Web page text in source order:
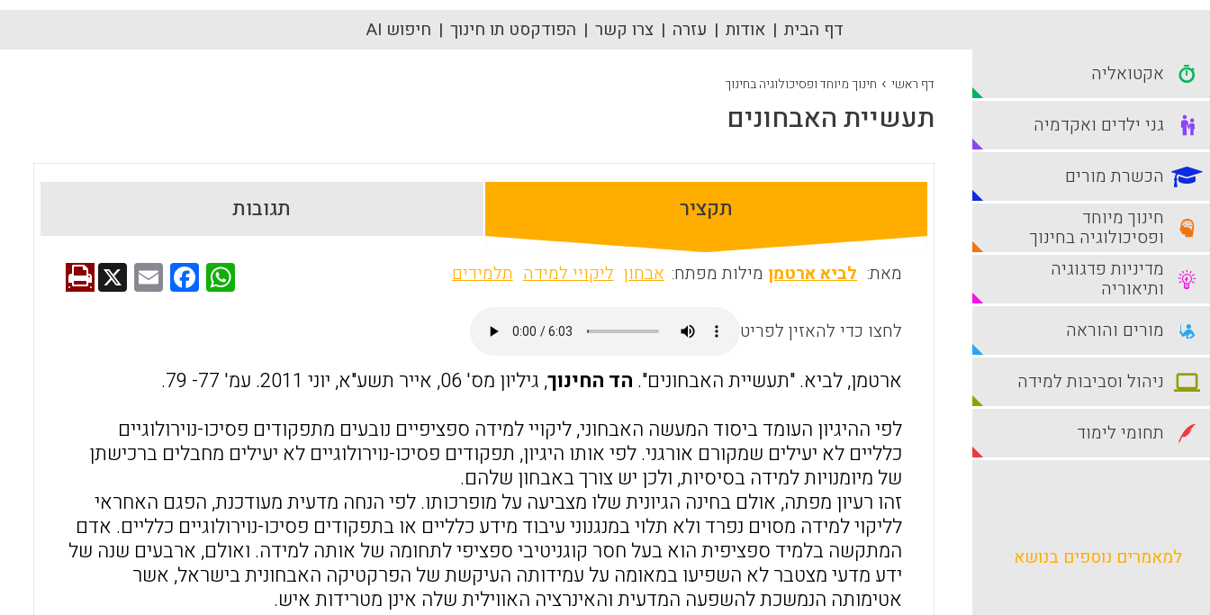
דף הבית אודות עזרה צרו קשר הפודקסט תו חינוך חיפוש AI
דף ראשי › חינוך מיוחד ופסיכולוגיה בחינוך
תעשיית האבחונים
תקציר תגובות
מאת: לביא ארטמן W
h
s
A
p
p
F
a
b
o
o
k
E
m
X מילות מפתח: אבחון ליקויי למידה תלמידים
לחצו כדי להאזין לפריט
ארטמן, לביא. "תעשיית האבחונים". הד החינוך, גיליון מס' 06, אייר תשע"א, יוני 2011. עמ' 77- 79.
לפי ההיגיון העומד ביסוד המעשה האבחוני, ליקויי למידה ספציפיים נובעים מתפקודים פסיכו-נוירולוגיים
כלליים לא יעילים שמקורם אורגני. לפי אותו היגיון, תפקודים פסיכו-נוירולוגיים לא יעילים מחבלים ברכישתן
של מיומנויות למידה בסיסיות, ולכן יש צורך באבחון שלהם.
זהו רעיון מפתה, אולם בחינה הגיונית שלו מצביעה על מופרכותו. לפי הנחה מדעית מעודכנת, הפגם האחראי
לליקוי למידה מסוים נפרד ולא תלוי במנגנוני עיבוד מידע כלליים או בתפקודים פסיכו-נוירולוגיים כלליים. אדם
המתקשה בלמיד ספציפית הוא בעל חסר קוגניטיבי ספציפי לתחומה של אותה למידה. ואולם, ארבעים שנה של
ידע מדעי מצטבר לא השפיעו במאומה על עמידותה העיקשת של הפרקטיקה האבחונית בישראל, אשר
אטימותה הנמשכת להשפעה המדעית והאינרציה האווילית שלה אינן מטרידות איש.
אקטואליה
גני ילדים ואקדמיה
הכשרת מורים
חינוך מיוחד
ופסיכולוגיה בחינוך
מדיניות פדגוגיה
ותיאוריה
מורים והוראה
ניהול וסביבות למידה
תחומי לימוד
למאמרים נוספים בנושא